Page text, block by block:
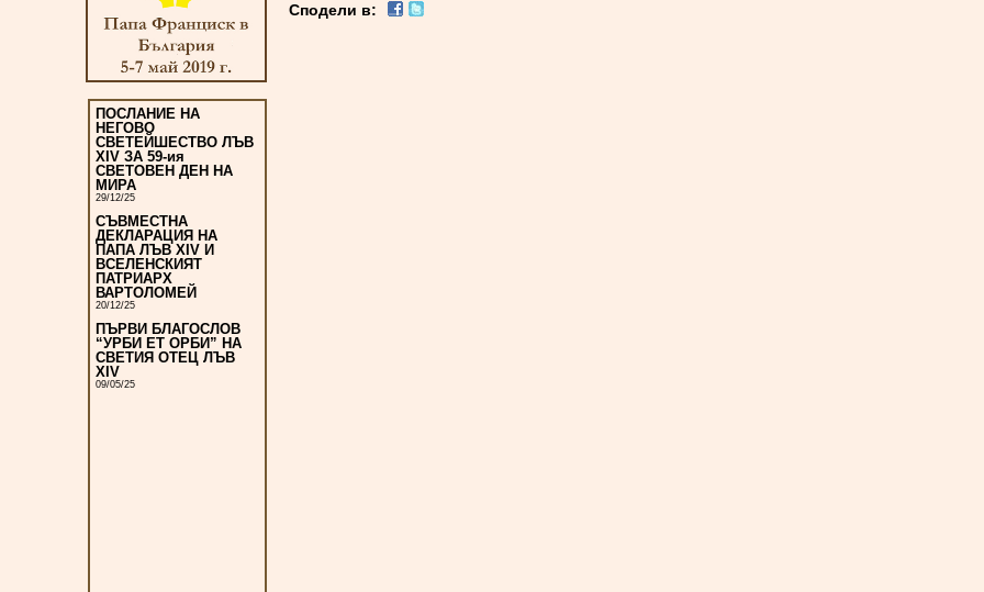
ПОСЛАНИЕ НА
НЕГОВО
СВЕТЕЙШЕСТВО ЛЪВ
XIV ЗА 59-ия
СВЕТОВЕН ДЕН НА
МИРА
29/12/25
СЪВМЕСТНА
ДЕКЛАРАЦИЯ НА
ПАПА ЛЪВ XIV И
ВСЕЛЕНСКИЯТ
ПАТРИАРХ
ВАРТОЛОМЕЙ
20/12/25
ПЪРВИ БЛАГОСЛОВ
“УРБИ ЕТ ОРБИ” НА
СВЕТИЯ ОТЕЦ ЛЪВ
XIV
09/05/25
Сподели в: